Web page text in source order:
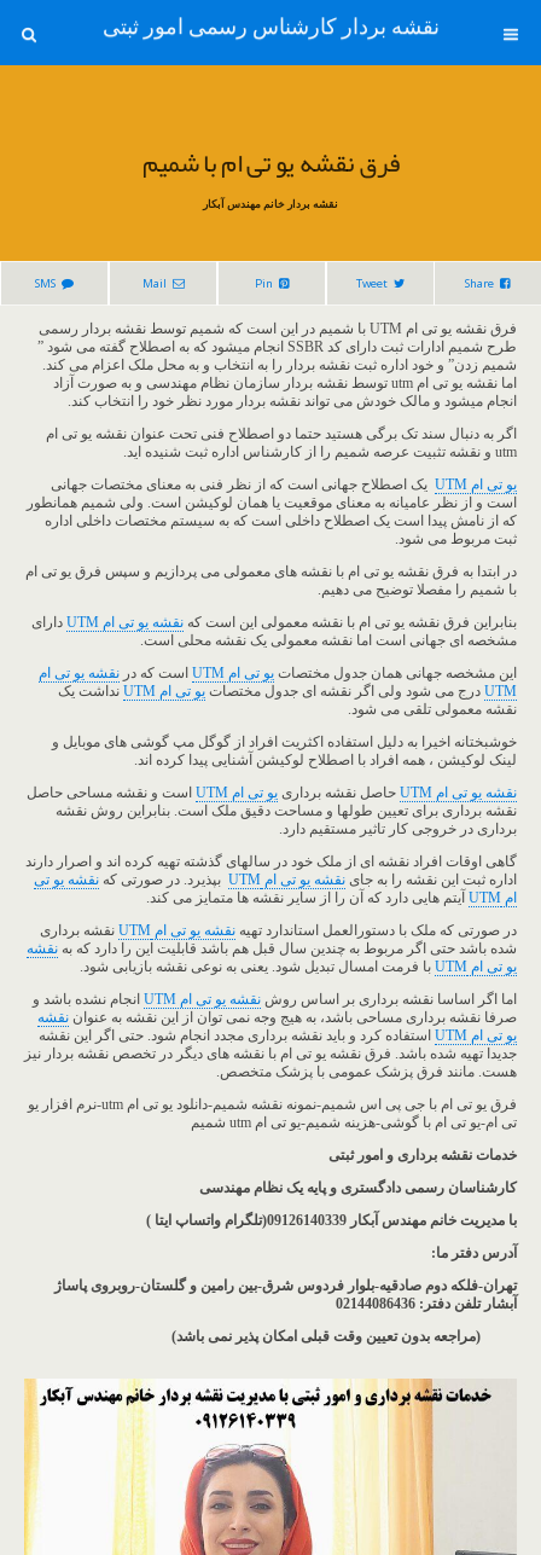
نقشه بردار کارشناس رسمی امور ثبتی
فرق نقشه یو تی ام با شمیم
نقشه بردار خانم مهندس آبکار
Share
Tweet
Pin
Mail
SMS
فرق نقشه یو تی ام UTM با شمیم در این است که شمیم توسط نقشه بردار رسمی
طرح شمیم ادارات ثبت دارای کد SSBR انجام میشود که به اصطلاح گفته می شود ”
شمیم زدن” و خود اداره ثبت نقشه بردار را به انتخاب و به محل ملک اعزام می کند.
اما نقشه یو تی ام utm توسط نقشه بردار سازمان نظام مهندسی و به صورت آزاد
انجام میشود و مالک خودش می تواند نقشه بردار مورد نظر خود را انتخاب کند.
اگر به دنبال سند تک برگی هستید حتما دو اصطلاح فنی تحت عنوان نقشه یو تی ام
utm و نقشه تثبیت عرصه شمیم را از کارشناس اداره ثبت شنیده اید.
یو تی ام UTM
یک اصطلاح جهانی است که از نظر فنی به معنای مختصات جهانی
است و از نظر عامیانه به معنای موقعیت یا همان لوکیشن است. ولی شمیم همانطور
که از نامش پیدا است یک اصطلاح داخلی است که به سیستم مختصات داخلی اداره
ثبت مربوط می شود.
در ابتدا به فرق نقشه یو تی ام با نقشه های معمولی می پردازیم و سپس فرق یو تی ام
با شمیم را مفصلا توضیح می دهیم.
بنابراین فرق نقشه یو تی ام با نقشه معمولی این است که نقشه یو تی ام UTM
دارای
مشخصه ای جهانی است اما نقشه معمولی یک نقشه محلی است.
این مشخصه جهانی همان جدول مختصات یو تی ام UTM است که در نقشه یو تی ام
UTM درج می شود ولی اگر نقشه ای جدول مختصات یو تی ام UTM
نداشت یک
نقشه معمولی تلقی می شود.
خوشبختانه اخیرا به دلیل استفاده اکثریت افراد از گوگل مپ گوشی های موبایل و
لینک لوکیشن ، همه افراد با اصطلاح لوکیشن آشنایی پیدا کرده اند.
نقشه یو تی ام UTM
حاصل نقشه برداری یو تی ام UTM
است و نقشه مساحی حاصل
نقشه برداری برای تعیین طولها و مساحت دقیق ملک است. بنابراین روش نقشه
برداری در خروجی کار تاثیر مستقیم دارد.
گاهی اوقات افراد نقشه ای از ملک خود در سالهای گذشته تهیه کرده اند و اصرار دارند
اداره ثبت این نقشه را به جای نقشه یو تی ام UTM بپذیرد. در صورتی که نقشه یو تی
ام UTM آیتم هایی دارد که آن را از سایر نقشه ها متمایز می کند.
در صورتی که ملک با دستورالعمل استاندارد تهیه نقشه یو تی ام UTM نقشه برداری
شده باشد حتی اگر مربوط به چندین سال قبل هم باشد قابلیت این را دارد که به نقشه
یو تی ام UTM با فرمت امسال تبدیل شود. یعنی به نوعی نقشه بازیابی شود.
اما اگر اساسا نقشه برداری بر اساس روش نقشه یو تی ام UTM
انجام نشده باشد و
صرفا نقشه برداری مساحی باشد، به هیج وجه نمی توان از این نقشه به عنوان نقشه
یو تی ام UTM
استفاده کرد و باید نقشه برداری مجدد انجام شود. حتی اگر این نقشه
جدیدا تهیه شده باشد. فرق نقشه یو تی ام با نقشه های دیگر در تخصص نقشه بردار نیز
هست. مانند فرق پزشک عمومی با پزشک متخصص.
فرق یو تی ام با جی پی اس شمیم-نمونه نقشه شمیم-دانلود یو تی ام utm-نرم افزار یو
تی ام-یو تی ام با گوشی-هزینه شمیم-یو تی ام utm شمیم
خدمات نقشه برداری و امور ثبتی
کارشناسان رسمی دادگستری و پایه یک نظام مهندسی
با مدیریت خانم مهندس آبکار 09126140339(تلگرام واتساپ ایتا )
آدرس دفتر ما:
تهران-فلکه دوم صادقیه-بلوار فردوس شرق-بین رامین و گلستان-روبروی پاساژ
آبشار تلفن دفتر: 02144086436
(مراجعه بدون تعیین وقت قبلی امکان پذیر نمی باشد)